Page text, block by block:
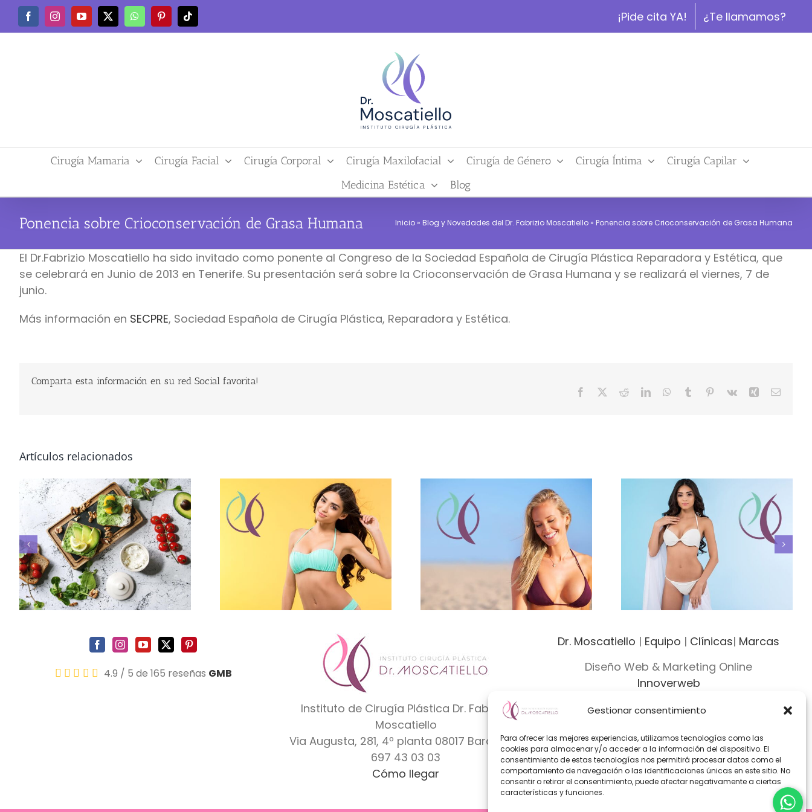
Gestionar consentimiento
Para ofrecer las mejores experiencias, utilizamos tecnologías como las
cookies para almacenar y/o acceder a la información del dispositivo. El
consentimiento de estas tecnologías nos permitirá procesar datos como el
comportamiento de navegación o las identificaciones únicas en este sitio. No
consentir o retirar el consentimiento, puede afectar negativamente a ciertas
características y funciones.
Saltar
FacebookInstagramYouTube
X WhatsAppPinterestTiktok ¡Pide cita YA! ¿Te llamamos?
Cirugía Mamaria Cirugía Facial Cirugía Corporal Cirugía Maxilofacial Cirugía de Género Cirugía Íntima
Cirugía Capilar
Medicina Estética
Blog
Ponencia sobre Crioconservación de Grasa Humana Inicio » Blog y Novedades del Dr. Fabrizio Moscatiello » Ponencia sobre Crioconservación de Grasa Humana
El Dr.Fabrizio Moscatiello ha sido invitado como ponente al Congreso de la Sociedad Española de Cirugía Plástica Reparadora y Estética, que
se celebrará en Junio de 2013 en Tenerife. Su presentación será sobre la Crioconservación de Grasa Humana y se realizará el viernes, 7 de
junio.
Más información en SECPRE, Sociedad Española de Cirugía Plástica, Reparadora y Estética.
Comparta esta información en su red Social favorita!
Facebook RedditLinkedInWhatsApp
Tumblr Pinterest
Vk Xing Correo
Artículos relacionados
Encapsulamiento mamario:
causas, síntomas y tratamientos
¿Cuanto duran los implantes de
pecho?
Bodytite Tipos y marcas de prótesis
4.9 / 5 de 165 reseñas GMB
Instituto de Cirugía Plástica Dr. Fabrizio
Moscatiello
Via Augusta, 281, 4º planta 08017 Barcelona
697 43 03 03
Cómo llegar
Dr. Moscatiello | Equipo | Clínicas| Marcas
Diseño Web & Marketing Online
Innoverweb